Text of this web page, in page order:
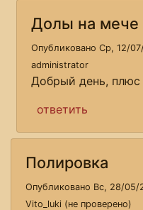
Долы на мече
Опубликовано Ср, 12/
administrator
Добрый день, плюс
ответить
Полировка
Опубликовано Вс, 28/05/
Vito_luki (не проверено)